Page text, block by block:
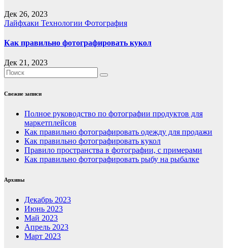
Дек 26, 2023
Лайфхаки Технологии Фотография
Как правильно фотографировать кукол
Дек 21, 2023
Свежие записи
Полное руководство по фотографии продуктов для
маркетплейсов
Как правильно фотографировать одежду для продажи
Как правильно фотографировать кукол
Правило пространства в фотографии, с примерами
Как правильно фотографировать рыбу на рыбалке
Архивы
Декабрь 2023
Июнь 2023
Май 2023
Апрель 2023
Март 2023